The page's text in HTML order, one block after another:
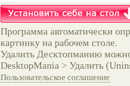
Программа автоматически
картинку на рабочем столе.
Удалить Десктопманию
DesktopMania > Удалить
Пользовательское соглашение